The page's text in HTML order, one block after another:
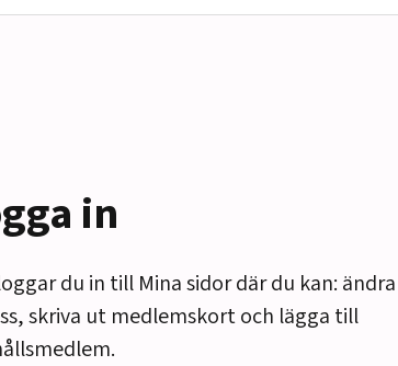
in
du in till Mina sidor där du kan: ändra
skriva ut medlemskort och lägga till